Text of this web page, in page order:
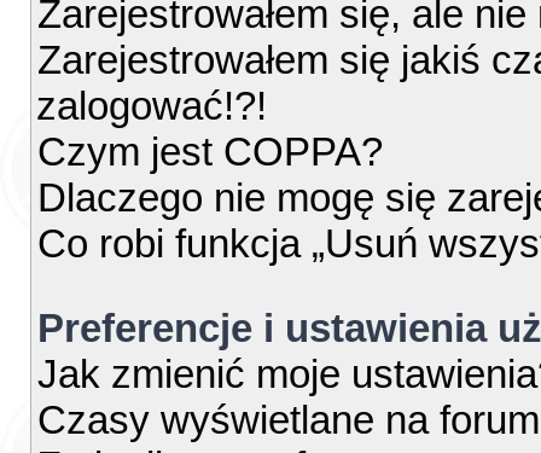
Zarejestrowałem się, ale
Zarejestrowałem się jakiś
zalogować!?!
Czym jest COPPA?
Dlaczego nie mogę się
Co robi funkcja „Usuń
Preferencje i ustawienia
Jak zmienić moje
Czasy wyświetlane na